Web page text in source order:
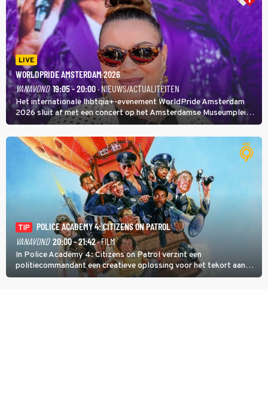
LIVE
WORLDPRIDE AMSTERDAM 2026
VANAVOND 19:05 - 20:00· NIEUWS/ACTUALITEITEN
Het internationale lhbtqia+-evenement WorldPride Amsterdam
2026 sluit af met een concert op het Amsterdamse Museumplein.
Anita Doth is een van de optredende artiesten. In de jaren 90
veroverde ze de wereld als zangeres van 2Unlimited.
TIP
POLICE ACADEMY 4: CITIZENS ON PATROL
VANAVOND 20:00 - 21:42· FILM
In Police Academy 4: Citizens on Patrol verzint een
politiecommandant een creatieve oplossing voor het tekort aan
agenten.